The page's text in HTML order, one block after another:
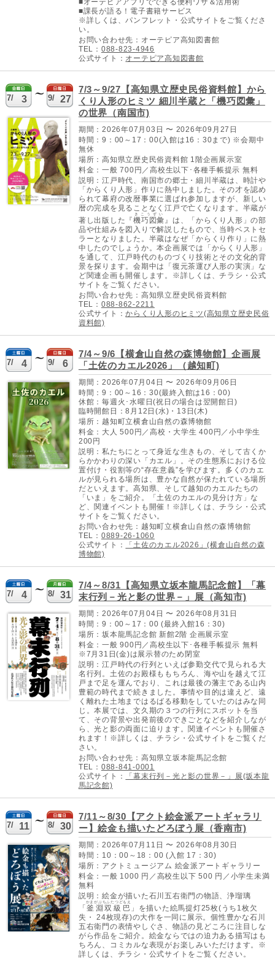
■オーテピアアプリでできる便利ワザ＆活用術
■課長が語る！電子書籍サービス
※詳しくは、パンフレット・公式サイトをご覧くださ
い。
お問い合わせ先：オーテピア高知図書館
TEL： 088-823-4946
公式サイト： オーテピア高知図書館
7/ 3 9/ 27
7/3～9/27【高知県立歴史民俗資料館】から
くり人形のヒミツ 細川半蔵と「機巧図彙」
の世界（南国市)
期間：2026年07月03日 〜 2026年09月27日
時間：9：00～17：00(入館は16：30まで) ※会期中
無休
場所：高知県立歴史民俗資料館 1階企画展示室
料金：一般 700円／高校生以下･各種手帳提示 無料
説明：江戸時代、南国市の郷士・細川半蔵は、時計や
「からくり人形」作りに熱中しました。その才を認め
られて幕府の改暦事業に選ばれ参加しますが、新しい
暦の完成を見ることなく江戸で亡くなります。半蔵が
著し出版した『機巧図彙
きこうずい
』は、「からくり人形」の部
品や仕組みを図入りで解説したもので、当時ベストセ
ラーとなりました。半蔵はなぜ「からくり作り」に熱
中したのでしょうか。本企画展では「からくり人形」
を通して、江戸時代のものづくり技術とその文化的背
景を探ります。会期中は「復元茶運び人形の実演」な
ど関連企画も開催します。※詳しくは、チラシ・公式
サイトをご覧ください。
お問い合わせ先：高知県立歴史民俗資料館
TEL： 088-862-2211
公式サイト：からくり人形のヒミツ(高知県立歴史民俗
資料館)
7/ 4 9/ 6
7/4～9/6【横倉山自然の森博物館】企画展
「土佐のカエル2026」（越知町)
期間：2026年07月04日 〜 2026年09月06日
時間：9：00～16：30(最終入館は16：00)
休館：毎週火･水曜日(祝日の場合は翌開館日)
臨時開館日：8月12日(水)・13日(木)
場所：越知町立横倉山自然の森博物館
料金：大人 500円／高校・大学生 400円／小中学生
200円
説明：私たちにとって身近な生きもの、そして古くか
らかかわりの深い「カエル」。その生態系における位
置付け・役割等の“存在意義”を学びます。多くのカエ
ルが見られる場所は、豊かな自然が保たれている場所
だといえます。高知県、そして越知のカエルたちの
「いま」をご紹介。「土佐のカエルの見分け方」な
ど、関連イベントも開催！※詳しくは、チラシ・公式
サイトをご覧ください。
お問い合わせ先：越知町立横倉山自然の森博物館
TEL： 0889-26-1060
公式サイト：
「土佐のカエル2026」(横倉山自然の森
博物館)
7/ 4 8/ 31
7/4～8/31【高知県立坂本龍馬記念館】「幕
末行列－光と影の世界－」展（高知市)
期間：2026年07月04日 〜 2026年08月31日
時間：9：00～17：00 (最終入館16：30)
場所：坂本龍馬記念館 新館2階 企画展示室
料金：一般 900円／高校生以下･各種手帳提示 無料
※7月31日(金)は展示替のため閉室
説明：江戸時代の行列といえば参勤交代で見られる大
名行列。土佐のお殿様ももちろん、海や山を越えて江
戸まで足を運んでおり、これは最後の藩主である山内
豊範の時代まで続きました。事情や目的は違えど、遠
く離れた土地まではるばる移動をしていたのはみな同
じ。本展では、文久期の３つの行列にスポットを当
て、その背景や出発前後のできごとなどを紹介しなが
ら、光と影の両面に迫ります。関連イベントも開催さ
れます！※詳しくは、チラシ・公式サイトをご覧くだ
さい。
お問い合わせ先：高知県立坂本龍馬記念館
TEL： 088-841-0001
公式サイト：
「幕末行列－光と影の世界－」展(坂本龍
馬記念館)
7/ 11 8/ 30
7/11～8/30【アクト絵金派アートギャラリ
ー】絵金も描いたどろぼう展（香南市)
期間：2026年07月11日 〜 2026年08月30日
時間：10：00～18：00 (入館 17：30)
場所：アクトミュージアム 絵金派アートギャラリー
料金：一般 1000 円／高校生以下 500 円／小学生未満
無料
説明：絵金が描いた石川五右衛門の物語、浄瑠璃
「 釜淵双級巴
かまがぶちふたつどもえ
」を描いた絵馬提灯25枚(うち1枚欠
失・ 24枚現存)の大作を一同に展示。個性豊かな石川
五右衛門の表情やしぐさ、物語の見どころに注目しな
がら作品をご紹介。絵金ならではの迫力ある描写はも
ちろん、コミカルな表現がお楽しみいただけます。※
詳しくは、チラシ・公式サイトをご覧ください。